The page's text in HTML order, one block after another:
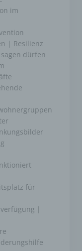
im
| Resilienz
dürfen
für
|
oder
Weise, auf
Daten ohne
nicht
Person
diese
aufbewahrt
dass
einer
natürlichen
Verarbeitung
oder juristische
andere Stelle,
über die
von
Sind die
durch das